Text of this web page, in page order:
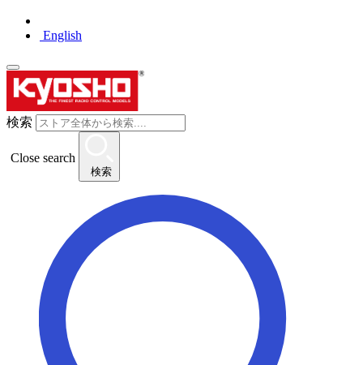
English
検索
Close search
検索